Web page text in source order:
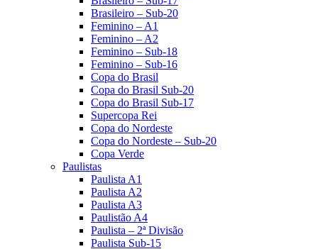
Brasileiro – Sub-20
Feminino – A1
Feminino – A2
Feminino – Sub-18
Feminino – Sub-16
Copa do Brasil
Copa do Brasil Sub-20
Copa do Brasil Sub-17
Supercopa Rei
Copa do Nordeste
Copa do Nordeste – Sub-20
Copa Verde
Paulistas
Paulista A1
Paulista A2
Paulista A3
Paulistão A4
Paulista – 2ª Divisão
Paulista Sub-15